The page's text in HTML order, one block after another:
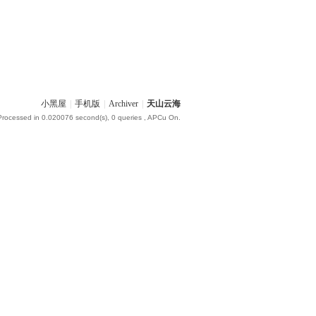
小黑屋 手机版 Archiver 天山云海
in 0.020076 second(s), 0 queries , APCu On.